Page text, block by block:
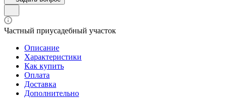
Частный приусадебный участок
Описание
Характеристики
Как купить
Оплата
Доставка
Дополнительно